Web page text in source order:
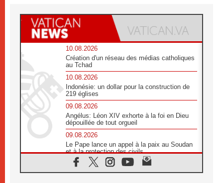
10.08.2026
Création d'un réseau des médias catholiques
au Tchad
10.08.2026
Indonésie: un dollar pour la construction de
219 églises
09.08.2026
Angélus: Léon XIV exhorte à la foi en Dieu
dépouillée de tout orgueil
09.08.2026
Le Pape lance un appel à la paix au Soudan
et à la protection des civils
09.08.2026
Déclaration d'Addis-Abeba du SCEAM sur